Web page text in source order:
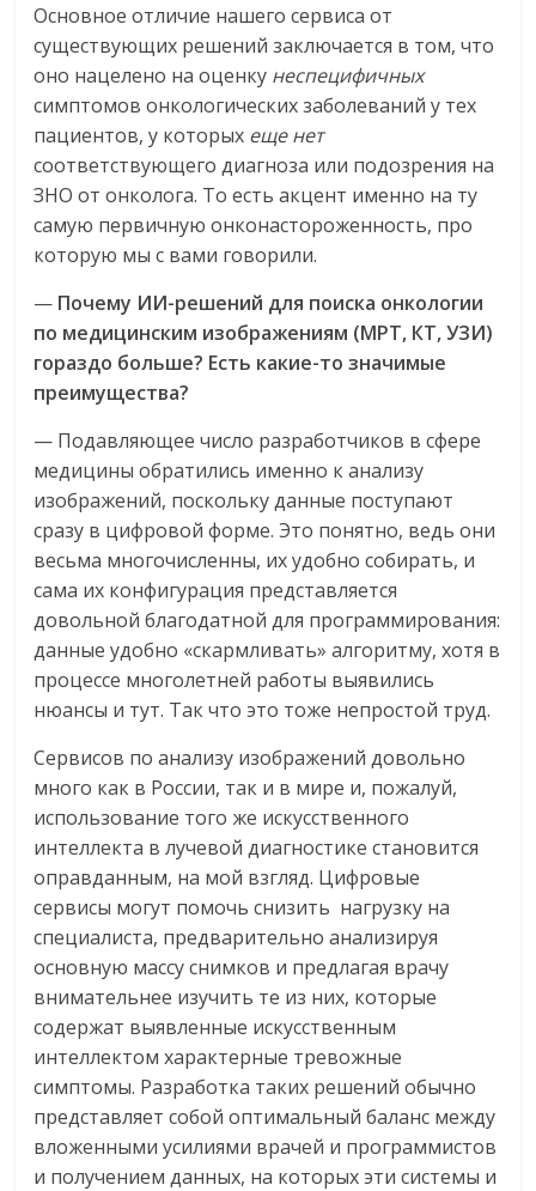
Основное отличие нашего сервиса от
существующих решений заключается в том, что
оно нацелено на оценку неспецифичных
симптомов онкологических заболеваний у тех
пациентов, у которых еще нет
соответствующего диагноза или подозрения на
ЗНО от онколога. То есть акцент именно на ту
самую первичную онконастороженность, про
которую мы с вами говорили.
— Почему ИИ-решений для поиска онкологии
по медицинским изображениям (МРТ, КТ, УЗИ)
гораздо больше? Есть какие-то значимые
преимущества?
— Подавляющее число разработчиков в сфере
медицины обратились именно к анализу
изображений, поскольку данные поступают
сразу в цифровой форме. Это понятно, ведь они
весьма многочисленны, их удобно собирать, и
сама их конфигурация представляется
довольной благодатной для программирования:
данные удобно «скармливать» алгоритму, хотя в
процессе многолетней работы выявились
нюансы и тут. Так что это тоже непростой труд.
Сервисов по анализу изображений довольно
много как в России, так и в мире и, пожалуй,
использование того же искусственного
интеллекта в лучевой диагностике становится
оправданным, на мой взгляд. Цифровые
сервисы могут помочь снизить нагрузку на
специалиста, предварительно анализируя
основную массу снимков и предлагая врачу
внимательнее изучить те из них, которые
содержат выявленные искусственным
интеллектом характерные тревожные
симптомы. Разработка таких решений обычно
представляет собой оптимальный баланс между
вложенными усилиями врачей и программистов
и получением данных, на которых эти системы и